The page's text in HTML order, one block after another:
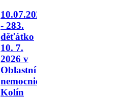
10.07.2026
- 283.
děťátko
10. 7.
2026 v
Oblastní
nemocnici
Kolín